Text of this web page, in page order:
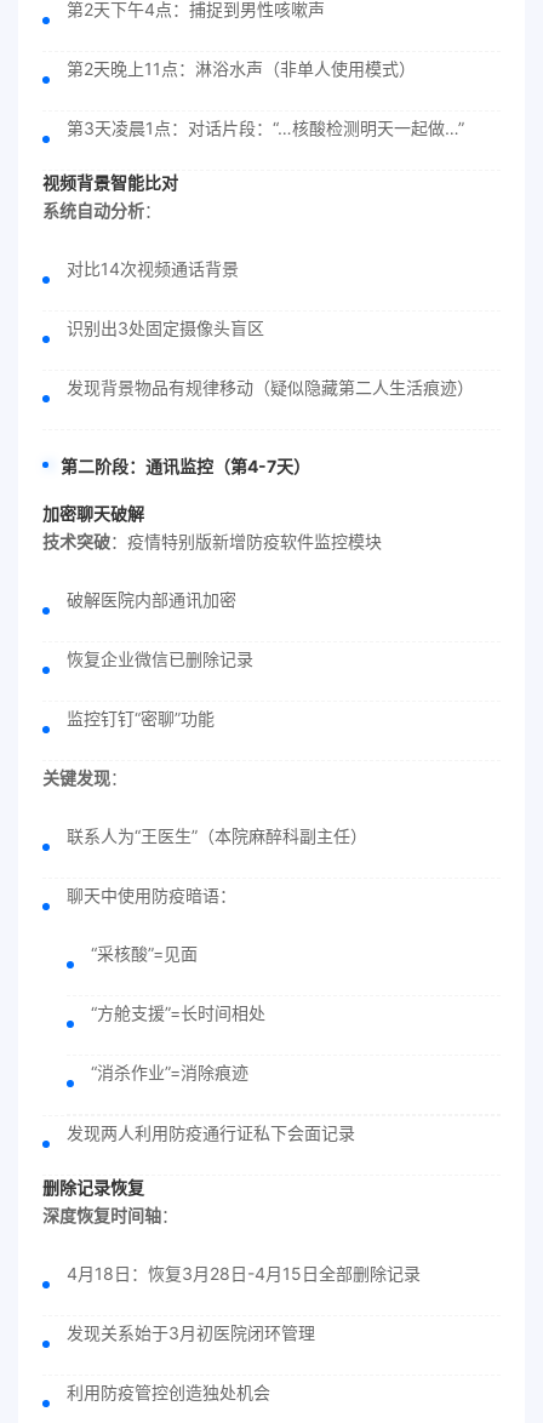
第2天下午4点：捕捉到男性咳嗽声
第2天晚上11点：淋浴水声（非单人使用模式）
第3天凌晨1点：对话片段：“…核酸检测明天一起做…”
视频背景智能比对
系统自动分析：
对比14次视频通话背景
识别出3处固定摄像头盲区
发现背景物品有规律移动（疑似隐藏第二人生活痕迹）
第二阶段：通讯监控（第4-7天）
加密聊天破解
技术突破：疫情特别版新增防疫软件监控模块
破解医院内部通讯加密
恢复企业微信已删除记录
监控钉钉“密聊”功能
关键发现：
联系人为“王医生”（本院麻醉科副主任）
聊天中使用防疫暗语：
“采核酸”=见面
“方舱支援”=长时间相处
“消杀作业”=消除痕迹
发现两人利用防疫通行证私下会面记录
删除记录恢复
深度恢复时间轴：
4月18日：恢复3月28日-4月15日全部删除记录
发现关系始于3月初医院闭环管理
利用防疫管控创造独处机会